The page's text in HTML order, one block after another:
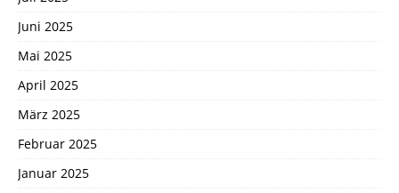
Juni 2025
Mai 2025
April 2025
März 2025
Februar 2025
Januar 2025